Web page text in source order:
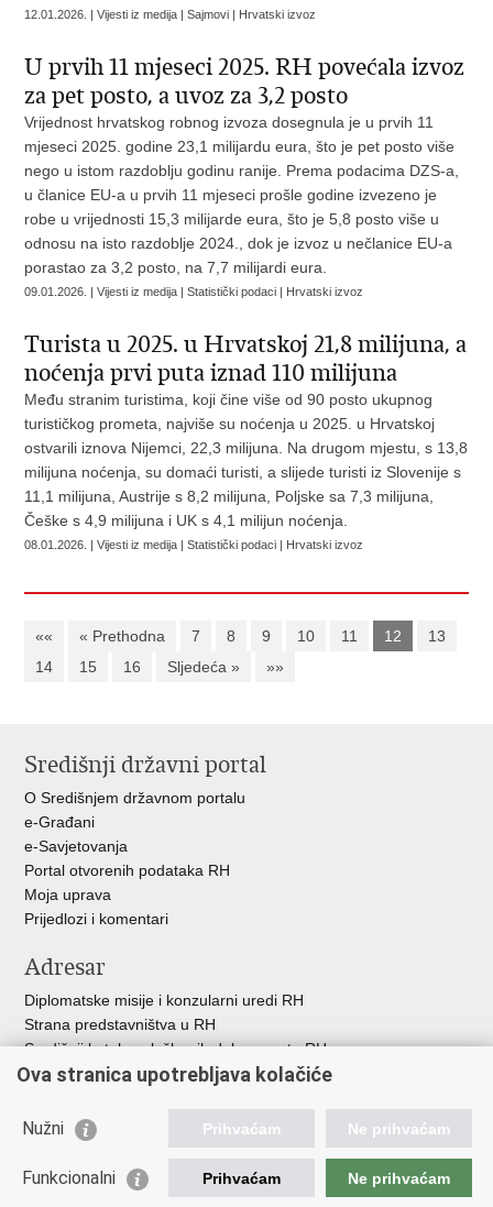
12.01.2026. | Vijesti iz medija | Sajmovi | Hrvatski izvoz
U prvih 11 mjeseci 2025. RH povećala izvoz
za pet posto, a uvoz za 3,2 posto
Vrijednost hrvatskog robnog izvoza dosegnula je u prvih 11
mjeseci 2025. godine 23,1 milijardu eura, što je pet posto više
nego u istom razdoblju godinu ranije. Prema podacima DZS-a,
u članice EU-a u prvih 11 mjeseci prošle godine izvezeno je
robe u vrijednosti 15,3 milijarde eura, što je 5,8 posto više u
odnosu na isto razdoblje 2024., dok je izvoz u nečlanice EU-a
porastao za 3,2 posto, na 7,7 milijardi eura.
09.01.2026. | Vijesti iz medija | Statistički podaci | Hrvatski izvoz
Turista u 2025. u Hrvatskoj 21,8 milijuna, a
noćenja prvi puta iznad 110 milijuna
Među stranim turistima, koji čine više od 90 posto ukupnog
turističkog prometa, najviše su noćenja u 2025. u Hrvatskoj
ostvarili iznova Nijemci, 22,3 milijuna. Na drugom mjestu, s 13,8
milijuna noćenja, su domaći turisti, a slijede turisti iz Slovenije s
11,1 milijuna, Austrije s 8,2 milijuna, Poljske sa 7,3 milijuna,
Češke s 4,9 milijuna i UK s 4,1 milijun noćenja.
08.01.2026. | Vijesti iz medija | Statistički podaci | Hrvatski izvoz
«« « Prethodna 7 8 9 10 11 12
13
14
15 16 Sljedeća » »»
Središnji državni portal
O Središnjem državnom portalu
e-Građani
e-Savjetovanja
Portal otvorenih podataka RH
Moja uprava
Prijedlozi i komentari
Adresar
Diplomatske misije i konzularni uredi RH
Strana predstavništva u RH
Središnji katalog službenih dokumenata RH
Adresar tijela javne vlasti
Besplatni telefoni javne uprave
Korisne poveznice
Ova stranica upotrebljava kolačiće
Nužni Prihvaćam Ne prihvaćam
Funkcionalni Prihvaćam Ne prihvaćam